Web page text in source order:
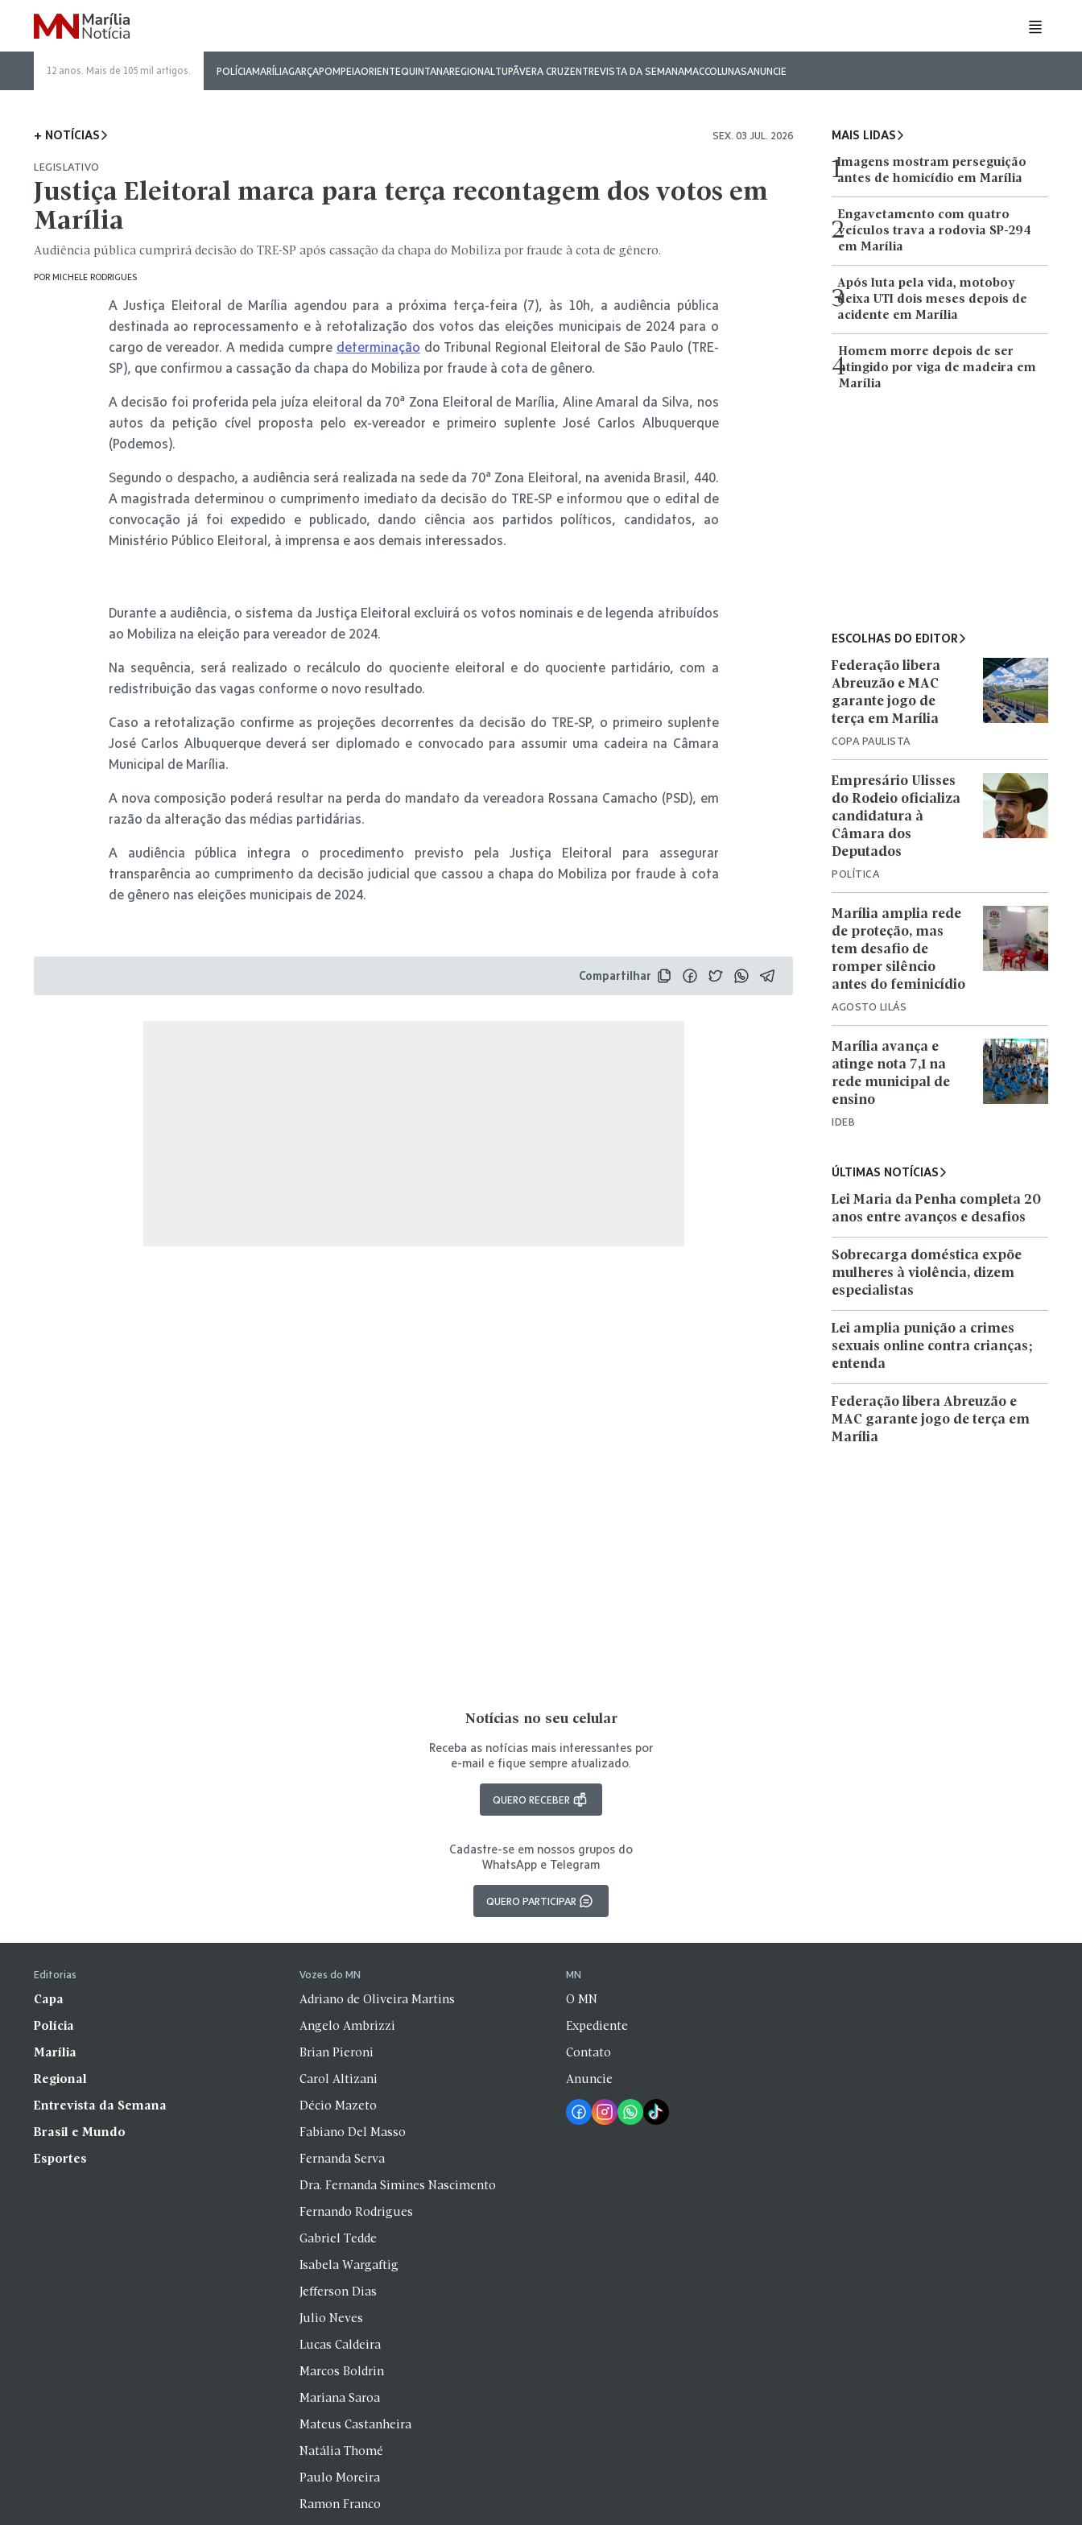
12 anos. Mais de 105 mil artigos. POLÍCIAMARÍLIAGARÇAPOMPEIAORIENTEQUINTANAREGIONALTUPÃVERA CRUZENTREVISTA DA SEMANAMACCOLUNASANUNCIE
+ NOTÍCIAS SEX. 03 JUL. 2026
LEGISLATIVO
Justiça Eleitoral marca para terça recontagem dos votos em
Marília
Audiência pública cumprirá decisão do TRE-SP após cassação da chapa do Mobiliza por fraude à cota de gênero.
POR MICHELE RODRIGUES
A Justiça Eleitoral de Marília agendou para a próxima terça-feira (7), às 10h, a audiência pública
destinada ao reprocessamento e à retotalização dos votos das eleições municipais de 2024 para o
cargo de vereador. A medida cumpre determinação do Tribunal Regional Eleitoral de São Paulo (TRE-
SP), que confirmou a cassação da chapa do Mobiliza por fraude à cota de gênero.
A decisão foi proferida pela juíza eleitoral da 70ª Zona Eleitoral de Marília, Aline Amaral da Silva, nos
autos da petição cível proposta pelo ex-vereador e primeiro suplente José Carlos Albuquerque
(Podemos).
Segundo o despacho, a audiência será realizada na sede da 70ª Zona Eleitoral, na avenida Brasil, 440.
A magistrada determinou o cumprimento imediato da decisão do TRE-SP e informou que o edital de
convocação já foi expedido e publicado, dando ciência aos partidos políticos, candidatos, ao
Ministério Público Eleitoral, à imprensa e aos demais interessados.
Durante a audiência, o sistema da Justiça Eleitoral excluirá os votos nominais e de legenda atribuídos
ao Mobiliza na eleição para vereador de 2024.
Na sequência, será realizado o recálculo do quociente eleitoral e do quociente partidário, com a
redistribuição das vagas conforme o novo resultado.
Caso a retotalização confirme as projeções decorrentes da decisão do TRE-SP, o primeiro suplente
José Carlos Albuquerque deverá ser diplomado e convocado para assumir uma cadeira na Câmara
Municipal de Marília.
A nova composição poderá resultar na perda do mandato da vereadora Rossana Camacho (PSD), em
razão da alteração das médias partidárias.
A audiência pública integra o procedimento previsto pela Justiça Eleitoral para assegurar
transparência ao cumprimento da decisão judicial que cassou a chapa do Mobiliza por fraude à cota
de gênero nas eleições municipais de 2024.
Compartilhar
MAIS LIDAS
1Imagens mostram perseguição
antes de homicídio em Marília
2
Engavetamento com quatro
veículos trava a rodovia SP-294
em Marília
3
Após luta pela vida, motoboy
deixa UTI dois meses depois de
acidente em Marília
4
Homem morre depois de ser
atingido por viga de madeira em
Marília
ESCOLHAS DO EDITOR
COPA PAULISTA
Federação libera
Abreuzão e MAC
garante jogo de
terça em Marília
POLÍTICA
Empresário Ulisses
do Rodeio oficializa
candidatura à
Câmara dos
Deputados
AGOSTO LILÁS
Marília amplia rede
de proteção, mas
tem desafio de
romper silêncio
antes do feminicídio
IDEB
Marília avança e
atinge nota 7,1 na
rede municipal de
ensino
ÚLTIMAS NOTÍCIAS
Lei Maria da Penha completa 20
anos entre avanços e desafios
Sobrecarga doméstica expõe
mulheres à violência, dizem
especialistas
Lei amplia punição a crimes
sexuais online contra crianças;
entenda
Federação libera Abreuzão e
MAC garante jogo de terça em
Marília
Notícias no seu celular
Receba as notícias mais interessantes por
e-mail e fique sempre atualizado.
QUERO RECEBER
Cadastre-se em nossos grupos do
WhatsApp e Telegram
QUERO PARTICIPAR
Editorias
Capa
Polícia
Marília
Regional
Entrevista da Semana
Brasil e Mundo
Esportes
Vozes do MN
Adriano de Oliveira Martins
Angelo Ambrizzi
Brian Pieroni
Carol Altizani
Décio Mazeto
Fabiano Del Masso
Fernanda Serva
Dra. Fernanda Simines Nascimento
Fernando Rodrigues
Gabriel Tedde
Isabela Wargaftig
Jefferson Dias
Julio Neves
Lucas Caldeira
Marcos Boldrin
Mariana Saroa
Mateus Castanheira
Natália Thomé
Paulo Moreira
Ramon Franco
MN
O MN
Expediente
Contato
Anuncie